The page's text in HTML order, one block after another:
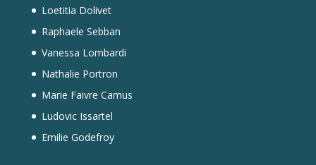
Loetitia Dolivet
Raphaele Sebban
Vanessa Lombardi
Nathalie Portron
Marie Faivre Camus
Ludovic Issartel
Emilie Godefroy